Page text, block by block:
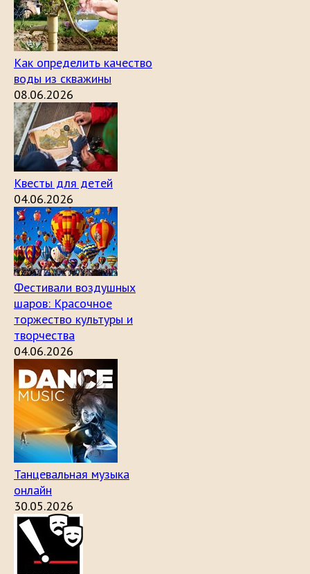
Как определить качество
воды из скважины
08.06.2026
Квесты для детей
04.06.2026
Фестивали воздушных
шаров: Красочное
торжество культуры и
творчества
04.06.2026
Танцевальная музыка
онлайн
30.05.2026